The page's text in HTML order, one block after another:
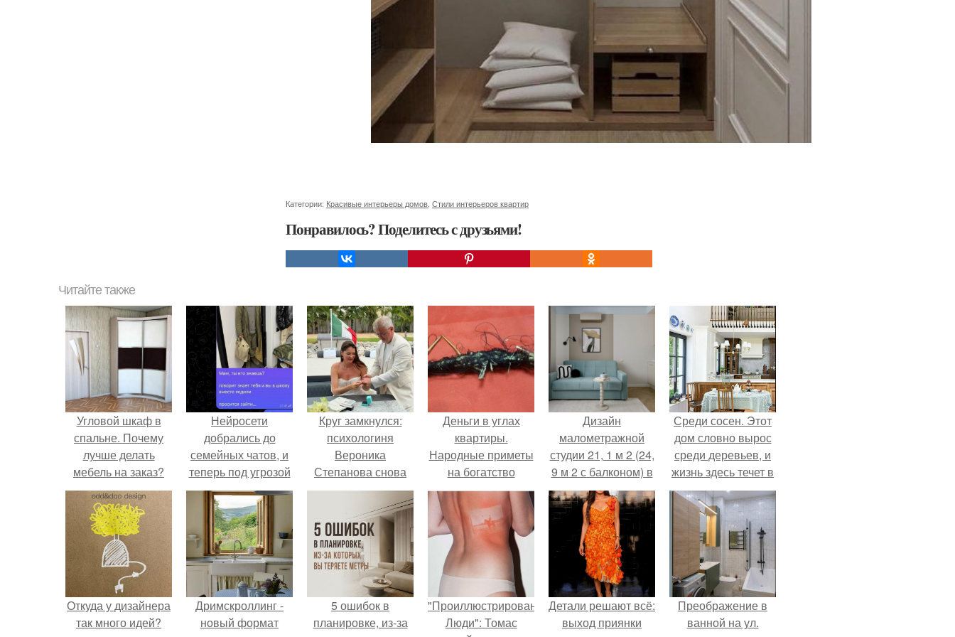
Категории: Красивые интерьеры домов Стили интерьеров квартир
Понравилось? Поделитесь с друзьями!
Читайте также
Угловой шкаф в
спальне. Почему
лучше делать
мебель на заказ?
Нейросети
добрались до
семейных чатов, и
теперь под угрозой
мамины нервы.
Круг замкнулся:
психологиня
Вероника
Степанова снова
вышла замуж за
собственного
бывшего мужа.
Деньги в углах
квартиры.
Народные приметы
на богатство
Дизайн
малометражной
студии 21, 1 м 2 (24,
9 м 2 с балконом) в
Краснодаре.
Среди сосен. Этот
дом словно вырос
среди деревьев, и
жизнь здесь течет в
собственном ритме
- спокойно, без
спешки и лишнего
шума.
Откуда у дизайнера
так много идей?
Дримскроллинг -
новый формат
5 ошибок в
планировке, из-за
"Проиллюстрированные
Люди": Томас
Детали решают всё:
выход приянки
Преображение в
ванной на ул.